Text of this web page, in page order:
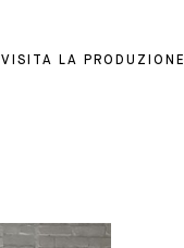
VISITA LA PRODUZIONE